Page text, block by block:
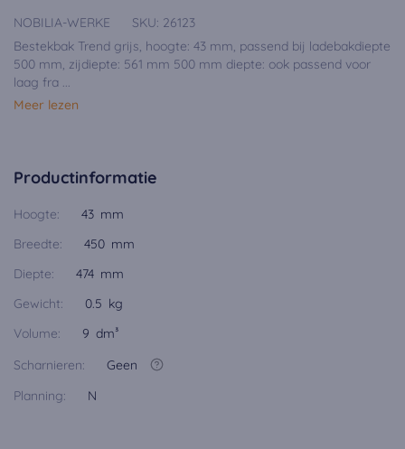
NOBILIA-WERKE SKU: 26123
Bestekbak Trend grijs, hoogte: 43 mm, passend bij ladebakdiepte
500 mm, zijdiepte: 561 mm 500 mm diepte: ook passend voor
laag fra ...
Meer lezen
Productinformatie
Hoogte:
43 mm
Breedte:
450 mm
Diepte:
474 mm
Gewicht:
0.5 kg
Volume:
9 dm³
Scharnieren:
Geen
Planning:
N